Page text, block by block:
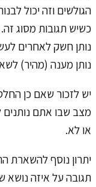
הגולשים וזה יכול
כשיש תגובות מסוג
נותן חשק לאחרים
נותן מענה (מהיר)
יש לזכור שאם כן
מצב שבו אתם
או לא.
יתרון נוסף להשארת
תגובה על איזה